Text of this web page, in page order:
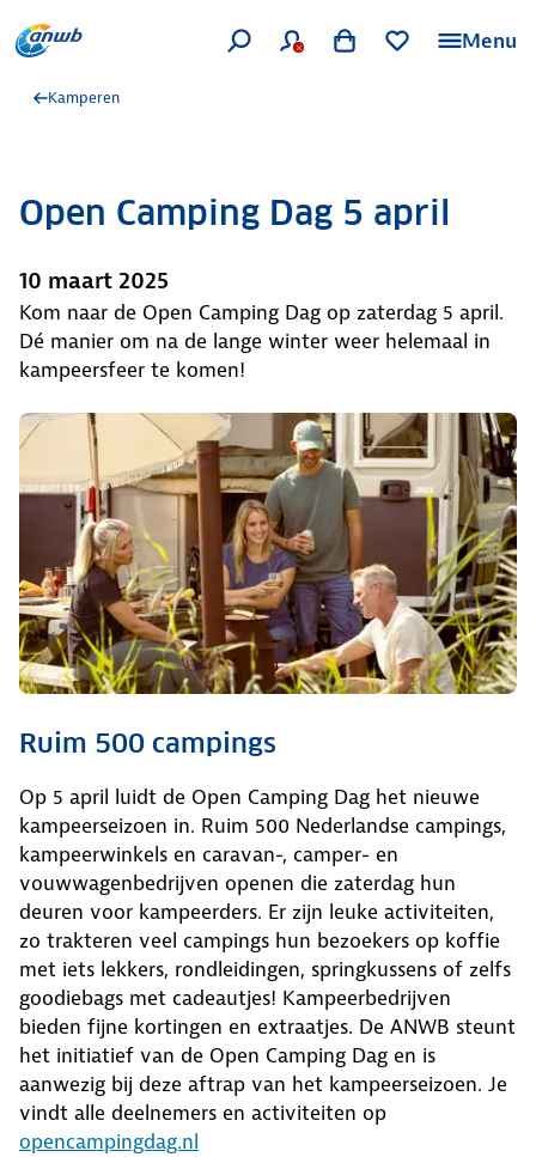
Menu
Kamperen
Open Camping Dag 5 april
10 maart 2025
Kom naar de Open Camping Dag op zaterdag 5 april.
Dé manier om na de lange winter weer helemaal in
kampeersfeer te komen!
Ruim 500 campings
Op 5 april luidt de Open Camping Dag het nieuwe
kampeerseizoen in. Ruim 500 Nederlandse campings,
kampeerwinkels en caravan-, camper- en
vouwwagenbedrijven openen die zaterdag hun
deuren voor kampeerders. Er zijn leuke activiteiten,
zo trakteren veel campings hun bezoekers op koffie
met iets lekkers, rondleidingen, springkussens of zelfs
goodiebags met cadeautjes! Kampeerbedrijven
bieden fijne kortingen en extraatjes. De ANWB steunt
het initiatief van de Open Camping Dag en is
aanwezig bij deze aftrap van het kampeerseizoen. Je
vindt alle deelnemers en activiteiten op
opencampingdag.nl